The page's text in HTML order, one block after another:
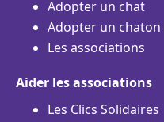
Adopter un chat
Adopter un chaton
Les associations
Aider les associations
Les Clics Solidaires